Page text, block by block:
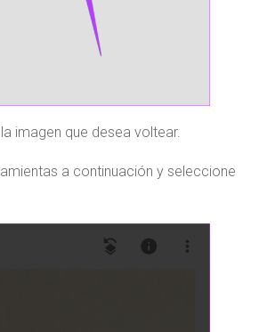
imagen que desea voltear.
a continuación y seleccione